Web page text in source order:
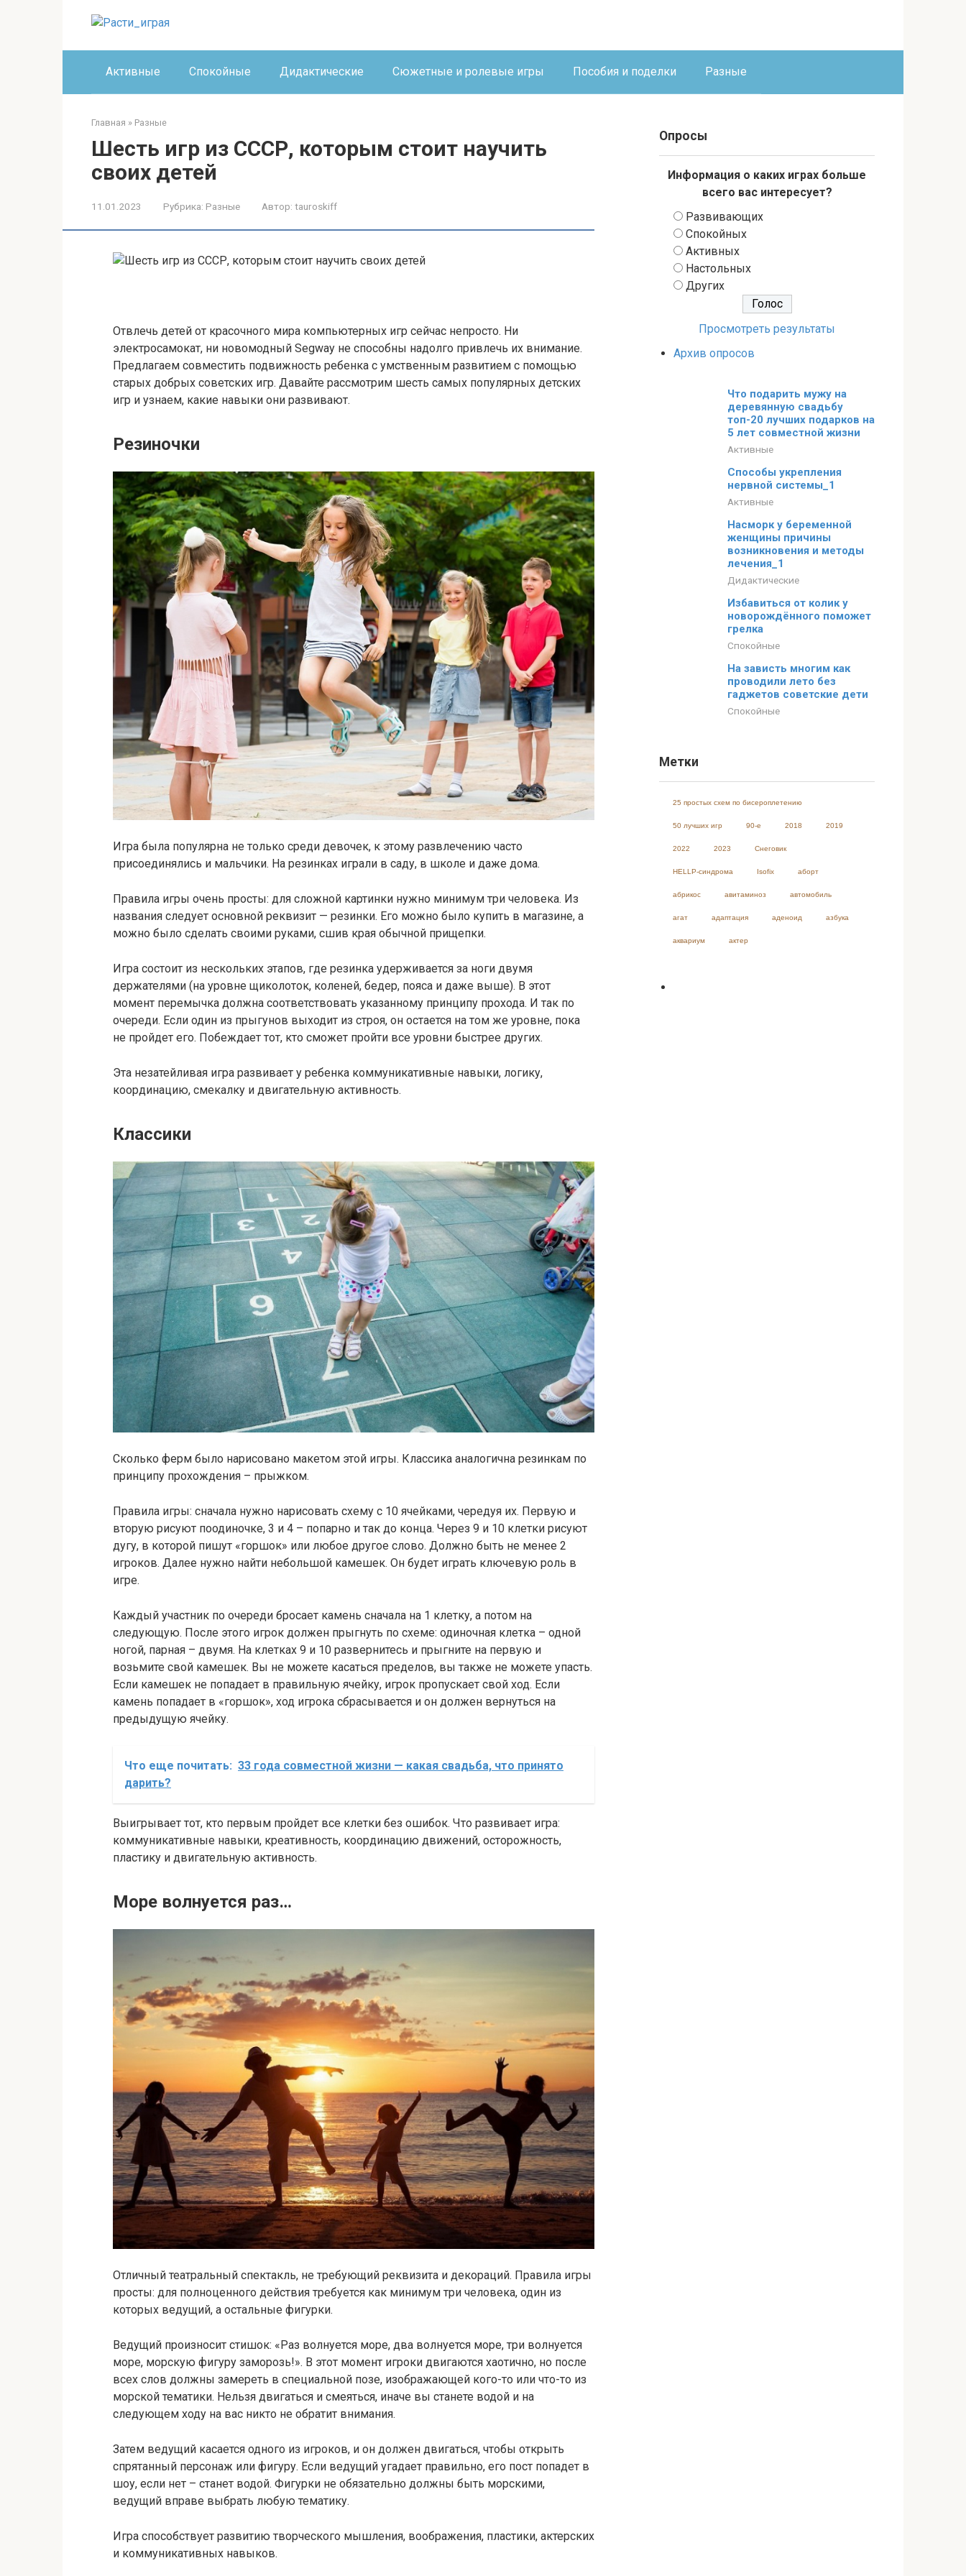
Активные Спокойные Дидактические Сюжетные и ролевые игры Пособия и поделки Разные
Главная » Разные
Шесть игр из СССР, которым стоит научить
своих детей
11.01.2023 Рубрика: Разные Автор: tauroskiff
Отвлечь детей от красочного мира компьютерных игр сейчас непросто. Ни
электросамокат, ни новомодный Segway не способны надолго привлечь их внимание.
Предлагаем совместить подвижность ребенка с умственным развитием с помощью
старых добрых советских игр. Давайте рассмотрим шесть самых популярных детских
игр и узнаем, какие навыки они развивают.
Резиночки
Игра была популярна не только среди девочек, к этому развлечению часто
присоединялись и мальчики. На резинках играли в саду, в школе и даже дома.
Правила игры очень просты: для сложной картинки нужно минимум три человека. Из
названия следует основной реквизит — резинки. Его можно было купить в магазине, а
можно было сделать своими руками, сшив края обычной прищепки.
Игра состоит из нескольких этапов, где резинка удерживается за ноги двумя
держателями (на уровне щиколоток, коленей, бедер, пояса и даже выше). В этот
момент перемычка должна соответствовать указанному принципу прохода. И так по
очереди. Если один из прыгунов выходит из строя, он остается на том же уровне, пока
не пройдет его. Побеждает тот, кто сможет пройти все уровни быстрее других.
Эта незатейливая игра развивает у ребенка коммуникативные навыки, логику,
координацию, смекалку и двигательную активность.
Классики
Сколько ферм было нарисовано макетом этой игры. Классика аналогична резинкам по
принципу прохождения – прыжком.
Правила игры: сначала нужно нарисовать схему с 10 ячейками, чередуя их. Первую и
вторую рисуют поодиночке, 3 и 4 – попарно и так до конца. Через 9 и 10 клетки рисуют
дугу, в которой пишут «горшок» или любое другое слово. Должно быть не менее 2
игроков. Далее нужно найти небольшой камешек. Он будет играть ключевую роль в
игре.
Каждый участник по очереди бросает камень сначала на 1 клетку, а потом на
следующую. После этого игрок должен прыгнуть по схеме: одиночная клетка – одной
ногой, парная – двумя. На клетках 9 и 10 развернитесь и прыгните на первую и
возьмите свой камешек. Вы не можете касаться пределов, вы также не можете упасть.
Если камешек не попадает в правильную ячейку, игрок пропускает свой ход. Если
камень попадает в «горшок», ход игрока сбрасывается и он должен вернуться на
предыдущую ячейку.
Что еще почитать: 33 года совместной жизни — какая свадьба, что принято
дарить?
Выигрывает тот, кто первым пройдет все клетки без ошибок. Что развивает игра:
коммуникативные навыки, креативность, координацию движений, осторожность,
пластику и двигательную активность.
Море волнуется раз…
Отличный театральный спектакль, не требующий реквизита и декораций. Правила игры
просты: для полноценного действия требуется как минимум три человека, один из
которых ведущий, а остальные фигурки.
Ведущий произносит стишок: «Раз волнуется море, два волнуется море, три волнуется
море, морскую фигуру заморозь!». В этот момент игроки двигаются хаотично, но после
всех слов должны замереть в специальной позе, изображающей кого-то или что-то из
морской тематики. Нельзя двигаться и смеяться, иначе вы станете водой и на
следующем ходу на вас никто не обратит внимания.
Затем ведущий касается одного из игроков, и он должен двигаться, чтобы открыть
спрятанный персонаж или фигуру. Если ведущий угадает правильно, его пост попадет в
шоу, если нет – станет водой. Фигурки не обязательно должны быть морскими,
ведущий вправе выбрать любую тематику.
Игра способствует развитию творческого мышления, воображения, пластики, актерских
и коммуникативных навыков.
Опросы
Информация о каких играх больше
всего вас интересует?
Развивающих
Спокойных
Активных
Настольных
Других
Просмотреть результаты
Архив опросов
Что подарить мужу на
деревянную свадьбу
топ-20 лучших подарков на
5 лет совместной жизни
Активные
Способы укрепления
нервной системы_1
Активные
Насморк у беременной
женщины причины
возникновения и методы
лечения_1
Дидактические
Избавиться от колик у
новорождённого поможет
грелка
Спокойные
На зависть многим как
проводили лето без
гаджетов советские дети
Спокойные
Метки
25 простых схем по бисероплетению
50 лучших игр 90-е 2018 2019
2022 2023 Cнеговик
HELLP-синдрома Isofix аборт
абрикос авитаминоз автомобиль
агат адаптация аденоид азбука
аквариум актер